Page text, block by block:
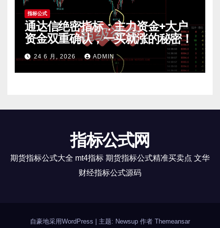
指标公式
通达信绝密指标：主力资金+大户
资金双重确认，一买就涨的秘密！
24 6 月, 2026 ADMIN
指标公式网
期货指标公式大全 mt4指标 期货指标公式精准买卖点 文华
财经指标公式源码
自豪地采用WordPress 主题: Newsup 作者 Themeansar